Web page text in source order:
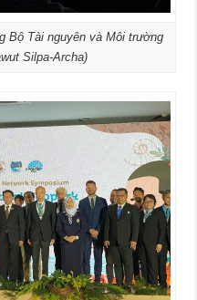
Bộ Tài nguyên và Môi trường
Silpa-Archa)